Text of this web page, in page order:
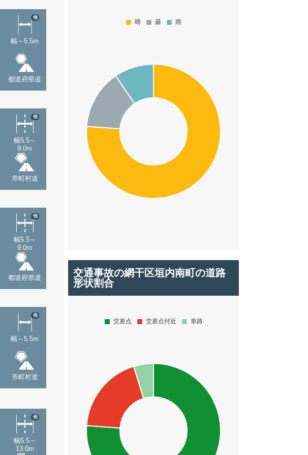
幅～5.5m
他
都道府県道
幅5.5～
9.0m
他
市町村道
幅5.5～
9.0m
他
都道府県道
幅～5.5m
他
市町村道
幅5.5～
13.0m
他
交通事故の網干区垣内南町の道路
形状割合